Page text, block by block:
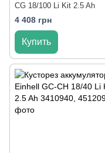
CG 18/100 Li Kit 2.5 Ah
4 408 грн
Купить